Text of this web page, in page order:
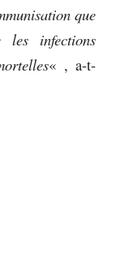
que
les infections
« , a-t-